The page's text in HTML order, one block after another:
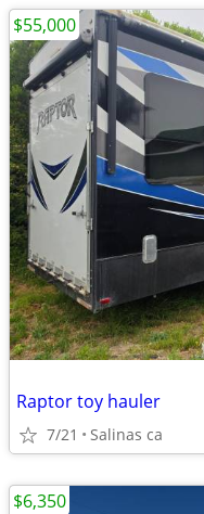
Raptor toy hauler
7/21 Salinas ca
$55,000
$6,350